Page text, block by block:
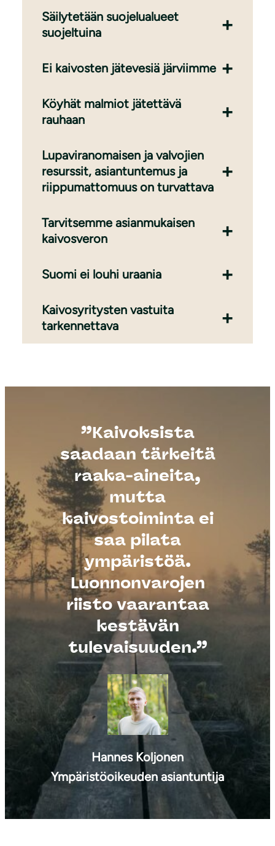
Säilytetään suojelualueet
suojeltuina
Ei kaivosten jätevesiä järviimme
Köyhät malmiot jätettävä
rauhaan
Lupaviranomaisen ja valvojien
resurssit, asiantuntemus ja
riippumattomuus on turvattava
Tarvitsemme asianmukaisen
kaivosveron
Suomi ei louhi uraania
Kaivosyritysten vastuita
tarkennettava
”Kaivoksista
saadaan tärkeitä
raaka-aineita,
mutta
kaivostoiminta ei
saa pilata
ympäristöä.
Luonnonvarojen
riisto vaarantaa
kestävän
tulevaisuuden.”
Hannes Koljonen
Ympäristöoikeuden asiantuntija